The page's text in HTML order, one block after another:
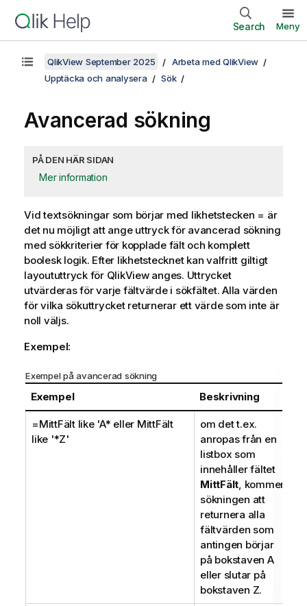
Search Meny
QlikView September 2025
Arbeta med QlikView
Upptäcka och analysera
Sök
Avancerad sökning
PÅ DEN HÄR SIDAN
Mer information
Vid textsökningar som börjar med likhetstecken = är
det nu möjligt att ange uttryck för avancerad sökning
med sökkriterier för kopplade fält och komplett
boolesk logik. Efter likhetstecknet kan valfritt giltigt
layoututtryck för QlikView anges. Uttrycket
utvärderas för varje fältvärde i sökfältet. Alla värden
för vilka sökuttrycket returnerar ett värde som inte är
noll väljs.
Exempel:
Exempel på avancerad sökning
Exempel Beskrivning
=MittFält like 'A* eller MittFält
like '*Z'
om det t.ex.
anropas från en
listbox som
innehåller fältet
MittFält, kommer
sökningen att
returnera alla
fältvärden som
antingen börjar
på bokstaven A
eller slutar på
bokstaven Z.